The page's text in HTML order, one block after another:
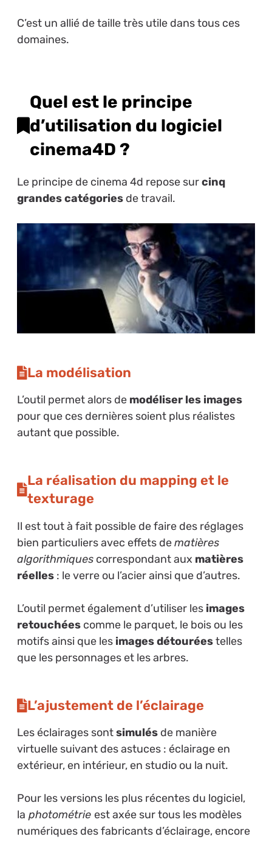
C’est un allié de taille très utile dans tous ces
domaines.
Quel est le principe
d’utilisation du logiciel
cinema4D ?
Le principe de cinema 4d repose surcinq
grandes catégoriesde travail.
La modélisation
L’outil permet alors de modéliser les images
pour que ces dernières soient plus réalistes
autant que possible.
La réalisation du mapping et le
texturage
Il est tout à fait possible de faire des réglages
bien particuliers avec effets dematières
algorithmiquescorrespondant aux matières
réelles: le verre ou l’acier ainsi que d’autres.
L’outil permet également d’utiliser les images
retouchéescomme le parquet, le bois ou les
motifs ainsi que les images détouréestelles
que les personnages et les arbres.
L’ajustement de l’éclairage
Les éclairages sontsimulés de manière
virtuelle suivant des astuces : éclairage en
extérieur, en intérieur, en studio ou la nuit.
Pour les versions les plus récentes du logiciel,
la photométrie est axée sur tous les modèles
numériques des fabricants d’éclairage, encore